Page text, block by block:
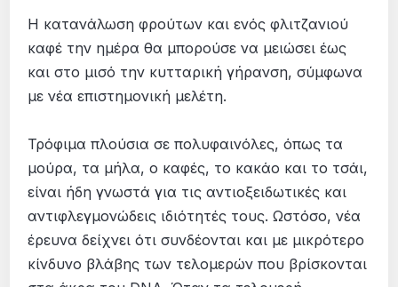
Η κατανάλωση φρούτων και ενός φλιτζανιού
καφέ την ημέρα θα μπορούσε να μειώσει έως
και στο μισό την κυτταρική γήρανση, σύμφωνα
με νέα επιστημονική μελέτη.
Τρόφιμα πλούσια σε πολυφαινόλες, όπως τα
μούρα, τα μήλα, ο καφές, το κακάο και το τσάι,
είναι ήδη γνωστά για τις αντιοξειδωτικές και
αντιφλεγμονώδεις ιδιότητές τους. Ωστόσο, νέα
έρευνα δείχνει ότι συνδέονται και με μικρότερο
κίνδυνο βλάβης των τελομερών που βρίσκονται